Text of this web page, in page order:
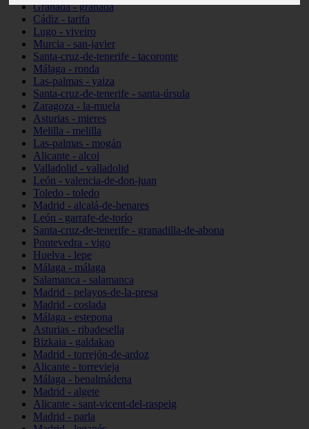
Granada - granada
Cádiz - tarifa
Lugo - viveiro
Murcia - san-javier
Santa-cruz-de-tenerife - tacoronte
Málaga - ronda
Las-palmas - yaiza
Santa-cruz-de-tenerife - santa-úrsula
Zaragoza - la-muela
Asturias - mieres
Melilla - melilla
Las-palmas - mogán
Alicante - alcoi
Valladolid - valladolid
León - valencia-de-don-juan
Toledo - toledo
Madrid - alcalá-de-henares
León - garrafe-de-torío
Santa-cruz-de-tenerife - granadilla-de-abona
Pontevedra - vigo
Huelva - lepe
Málaga - málaga
Salamanca - salamanca
Madrid - pelayos-de-la-presa
Madrid - coslada
Málaga - estepona
Asturias - ribadesella
Bizkaia - galdakao
Madrid - torrejón-de-ardoz
Alicante - torrevieja
Málaga - benalmádena
Madrid - algete
Alicante - sant-vicent-del-raspeig
Madrid - parla